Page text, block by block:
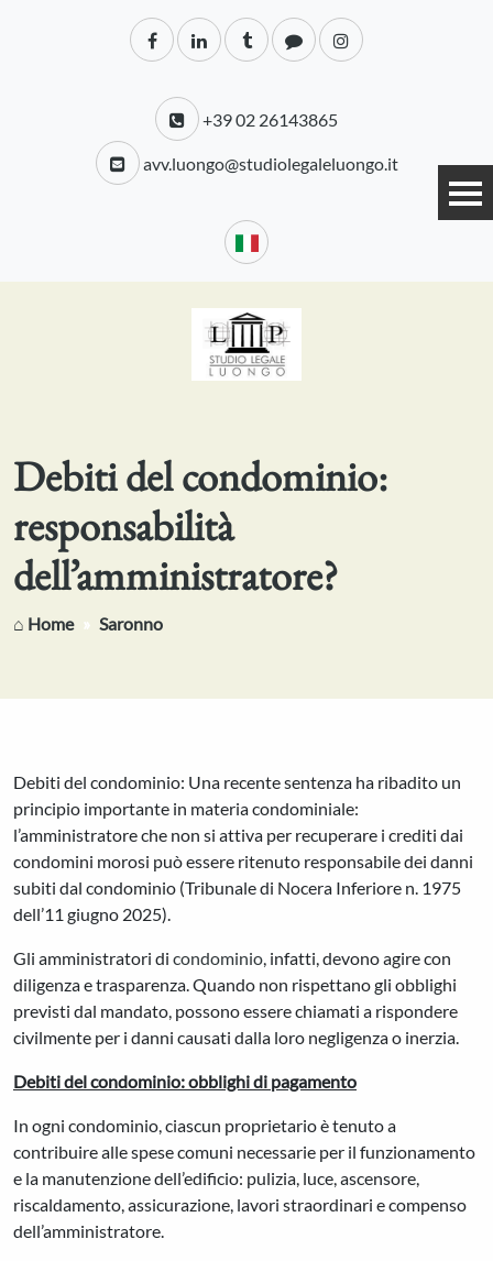
+39 02 26143865
avv.luongo@studiolegaleluongo.it
Debiti del condominio:
responsabilità
dell’amministratore?
⌂ Home Saronno
Debiti del condominio: Una recente sentenza ha ribadito un
principio importante in materia condominiale:
l’amministratore che non si attiva per recuperare i crediti dai
condomini morosi può essere ritenuto responsabile dei danni
subiti dal condominio (Tribunale di Nocera Inferiore n. 1975
dell’11 giugno 2025).
Gli amministratori di condominio, infatti, devono agire con
diligenza e trasparenza. Quando non rispettano gli obblighi
previsti dal mandato, possono essere chiamati a rispondere
civilmente per i danni causati dalla loro negligenza o inerzia.
Debiti del condominio: obblighi di pagamento
In ogni condominio, ciascun proprietario è tenuto a
contribuire alle spese comuni necessarie per il funzionamento
e la manutenzione dell’edificio: pulizia, luce, ascensore,
riscaldamento, assicurazione, lavori straordinari e compenso
dell’amministratore.